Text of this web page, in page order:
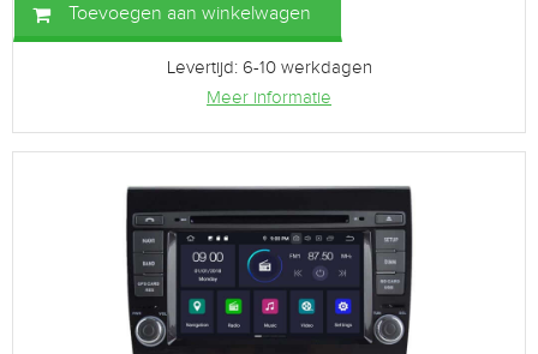
Toevoegen aan winkelwagen
Levertijd: 6-10 werkdagen
Meer informatie